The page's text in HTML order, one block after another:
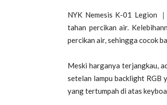
NYK Nemesis K-01 Legion
tahan percikan air.
percikan air, sehingga cocok
Meski harganya terjangkau,
setelan lampu backlight RGB
yang tertumpah di atas